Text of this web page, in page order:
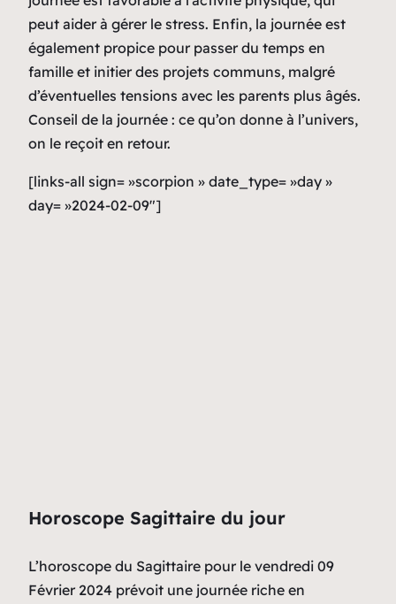
peut aider à gérer le stress. Enfin, la journée est
également propice pour passer du temps en
famille et initier des projets communs, malgré
d’éventuelles tensions avec les parents plus âgés.
Conseil de la journée : ce qu’on donne à l’univers,
on le reçoit en retour.
[links-all sign= »scorpion » date_type= »day »
day= »2024-02-09″]
Horoscope Sagittaire du jour
L’horoscope du Sagittaire pour le vendredi 09
Février 2024 prévoit une journée riche en